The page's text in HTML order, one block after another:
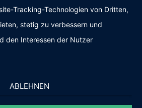
Tracking-Technologien von Dritten,
stetig zu verbessern und
den Interessen der Nutzer
ABLEHNEN